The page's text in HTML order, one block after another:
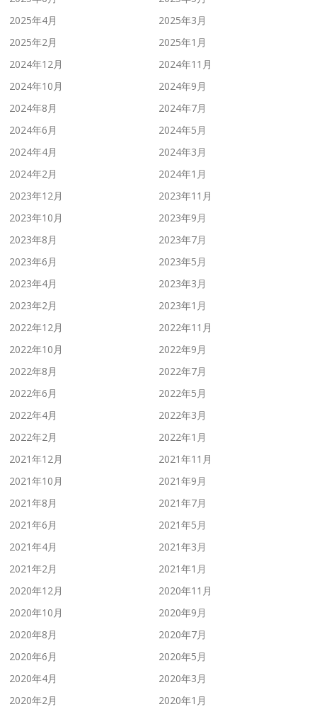
2025年4月
2025年3月
2025年2月
2025年1月
2024年12月
2024年11月
2024年10月
2024年9月
2024年8月
2024年7月
2024年6月
2024年5月
2024年4月
2024年3月
2024年2月
2024年1月
2023年12月
2023年11月
2023年10月
2023年9月
2023年8月
2023年7月
2023年6月
2023年5月
2023年4月
2023年3月
2023年2月
2023年1月
2022年12月
2022年11月
2022年10月
2022年9月
2022年8月
2022年7月
2022年6月
2022年5月
2022年4月
2022年3月
2022年2月
2022年1月
2021年12月
2021年11月
2021年10月
2021年9月
2021年8月
2021年7月
2021年6月
2021年5月
2021年4月
2021年3月
2021年2月
2021年1月
2020年12月
2020年11月
2020年10月
2020年9月
2020年8月
2020年7月
2020年6月
2020年5月
2020年4月
2020年3月
2020年2月
2020年1月